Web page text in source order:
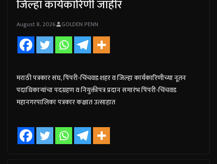
जिल्हा कार्यकारिणी जाहीर
August 8, 2026 GOLDEN PENN
मराठी पत्रकार संघ, पिंपरी-चिंचवड शहर व जिल्हा कार्यकारिणीच्या नूतन
पदाधिकाऱ्यांचा पदग्रहण व नियुक्तीपत्र प्रदान समारंभ पिंपरी-चिंचवड
महानगरपालिका पत्रकार कक्षात उत्साहात